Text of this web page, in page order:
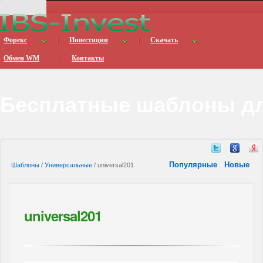
Форекс Инвестиции Скачать
Обмен WM Контакты
Шаблоны / Универсальные / universal201 Популярные Новые
universal201